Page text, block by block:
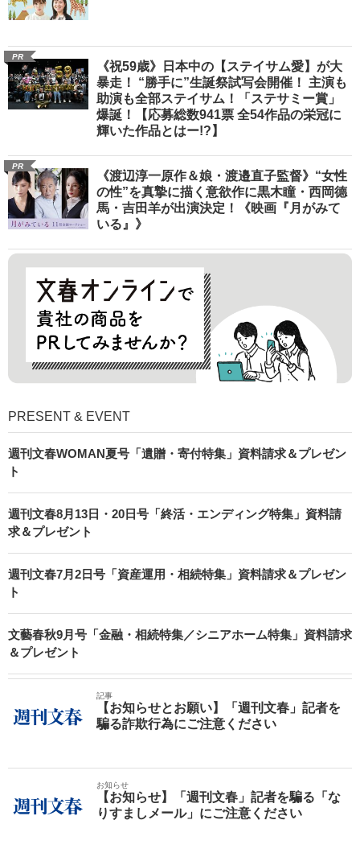
PR
《祝59歳》日本中の【ステイサム愛】が大
暴走！ “勝手に”生誕祭試写会開催！ 主演も
助演も全部ステイサム！「ステサミー賞」
爆誕！【応募総数941票 全54作品の栄冠に
輝いた作品とはー!?】
PR
《渡辺淳一原作＆娘・渡邉直子監督》“女性
の性”を真摯に描く意欲作に黒木瞳・西岡德
馬・吉田羊が出演決定！《映画『月がみて
いる』》
PRESENT & EVENT
週刊文春WOMAN夏号「遺贈・寄付特集」資料請求＆プレゼン
ト
週刊文春8月13日・20日号「終活・エンディング特集」資料請
求＆プレゼント
週刊文春7月2日号「資産運用・相続特集」資料請求＆プレゼン
ト
文藝春秋9月号「金融・相続特集／シニアホーム特集」資料請求
＆プレゼント
記事
【お知らせとお願い】「週刊文春」記者を
騙る詐欺行為にご注意ください
お知らせ
【お知らせ】「週刊文春」記者を騙る「な
りすましメール」にご注意ください